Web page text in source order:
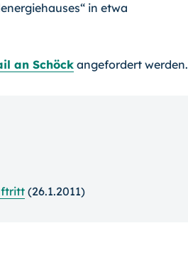
in etwa
an Schöck angefordert werden.
(26.1.2011)